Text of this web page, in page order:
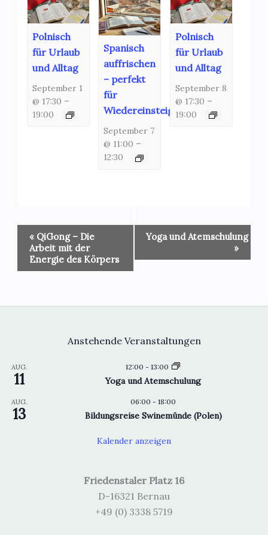
Polnisch
für Urlaub
und Alltag
September 1
@ 17:30 –
19:00
Spanisch
auffrischen
– perfekt
für
Wiedereinsteiger!
September 7
@ 11:00 –
12:30
Polnisch
für Urlaub
und Alltag
September 8
@ 17:30 –
19:00
Veranstaltung-
Navigation
«QiGong – Die
Arbeit mit der
Energie des Körpers
Yoga und Atemschulung
»
Anstehende Veranstaltungen
AUG.
11
12:00 - 13:00
Yoga und Atemschulung
AUG.
13
06:00 - 18:00
Bildungsreise Swinemünde (Polen)
Kalender anzeigen
Friedenstaler Platz 16
D-16321 Bernau
+49 (0) 3338 5719